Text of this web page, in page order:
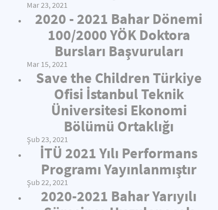
Mar 23, 2021
2020 - 2021 Bahar Dönemi
100/2000 YÖK Doktora
Bursları Başvuruları
Mar 15, 2021
Save the Children Türkiye
Ofisi İstanbul Teknik
Üniversitesi Ekonomi
Bölümü Ortaklığı
Şub 23, 2021
İTÜ 2021 Yılı Performans
Programı Yayınlanmıştır
Şub 22, 2021
2020-2021 Bahar Yarıyılı